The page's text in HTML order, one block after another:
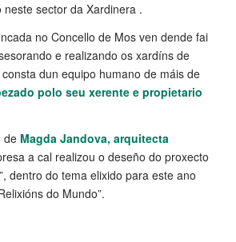
neste sector da Xardinera .
no Concello de Mos ven dende fai
e realizando os xardíns de
dun equipo humano de máis de
polo seu xerente e propietario
de Magda Jandova, arquitecta
a cal realizou o deseño do proxecto
dentro do tema elixido para este ano
do Mundo”.